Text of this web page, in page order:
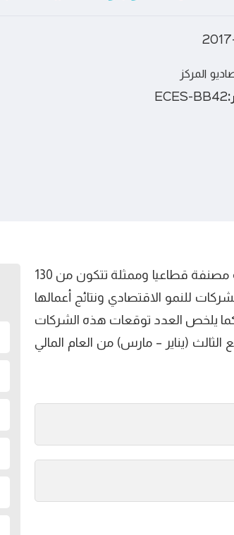
المركز
ECES-BB42
يغطي هذا العدد من بارومتر الأعمال نتائج مسح يقوم على عينة مصنفة قطاعيا وممثلة تتكون من 130
للنمو الاقتصادي ونتائج أعمالها
الربع الثاني (أكتوبر-ديسمبر) من السنة المالية 2016/ 2017 كما يلخص العدد توقعات هذه الشركات
(يناير – مارس) من العام المالي